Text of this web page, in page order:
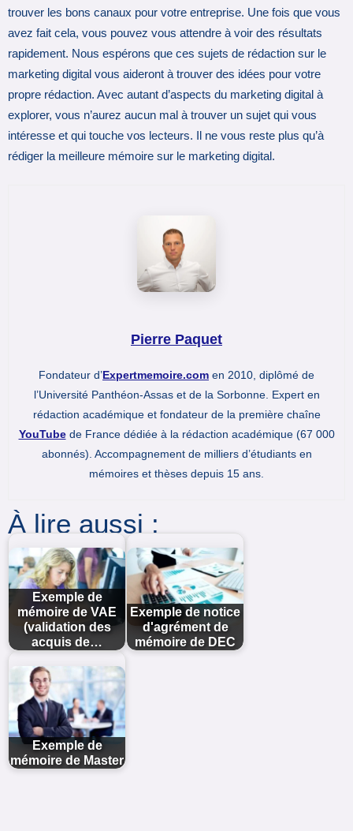
trouver les bons canaux pour votre entreprise. Une fois que vous
avez fait cela, vous pouvez vous attendre à voir des résultats
rapidement. Nous espérons que ces sujets de rédaction sur le
marketing digital vous aideront à trouver des idées pour votre
propre rédaction. Avec autant d’aspects du marketing digital à
explorer, vous n’aurez aucun mal à trouver un sujet qui vous
intéresse et qui touche vos lecteurs. Il ne vous reste plus qu’à
rédiger la meilleure mémoire sur le marketing digital.
Pierre Paquet
Fondateur d’Expertmemoire.com en 2010, diplômé de
l’Université Panthéon-Assas et de la Sorbonne. Expert en
rédaction académique et fondateur de la première chaîne
YouTubede France dédiée à la rédaction académique (67 000
abonnés). Accompagnement de milliers d’étudiants en
mémoires et thèses depuis 15 ans.
À lire aussi :
Exemple de
mémoire de VAE
(validation des
acquis de…
Exemple de notice
d'agrément de
mémoire de DEC
Exemple de
mémoire de Master